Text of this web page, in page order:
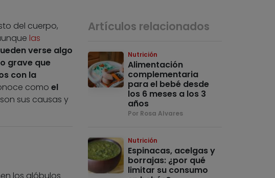
del cuerpo,
las
verse algo
grave que
con la
como el
sus causas y
Artículos relacionados
Nutrición
Alimentación
complementaria
para el bebé desde
los 6 meses a los 3
años
Por Rosa Alvares
Nutrición
Espinacas, acelgas y
borrajas: ¿por qué
limitar su consumo